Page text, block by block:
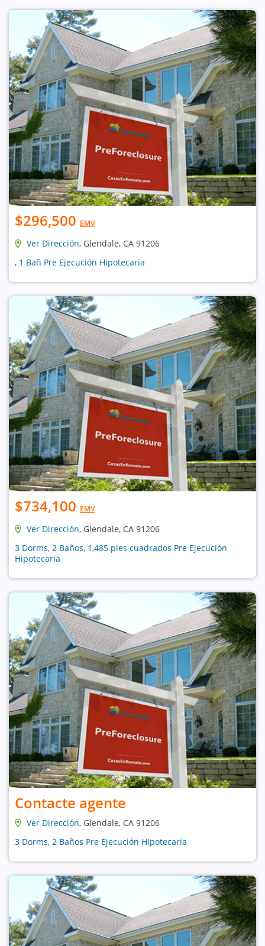
$296,500 EMV
Ver Dirección, Glendale, CA 91206
, 1 Bañ Pre Ejecución Hipotecaria
$734,100 EMV
Ver Dirección, Glendale, CA 91206
3 Dorms, 2 Baños, 1,485 pies cuadrados Pre Ejecución
Hipotecaria
Contacte agente
Ver Dirección, Glendale, CA 91206
3 Dorms, 2 Baños Pre Ejecución Hipotecaria